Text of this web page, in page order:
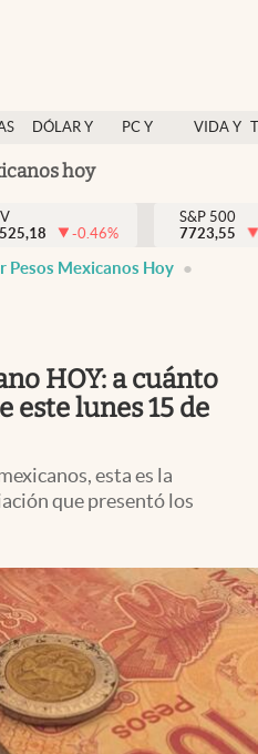
DÓLAR Y
PC Y
VIDA Y
México
USA
hoy
-0.46%
S&P 500
7723,55
Pesos Mexicanos Hoy
HOY: a cuánto
este lunes 15 de
esta es la
que presentó los